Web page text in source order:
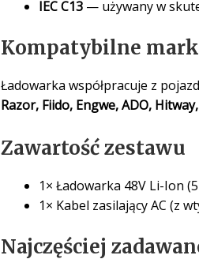
IEC C13— używany w
Kompatybilne
Ładowarka współpracuje z
Razor, Fiido, Engwe, ADO,
Zawartość zestawu
1× Ładowarka 48V Li-Ion
1× Kabel zasilający AC (z
Najczęściej